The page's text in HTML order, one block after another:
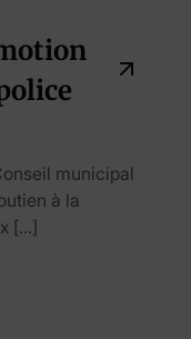
municipal
à la
[…]